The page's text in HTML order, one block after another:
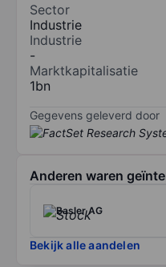
Sector
Industrie
Industrie
-
Marktkapitalisatie
1bn
Gegevens geleverd door
Anderen waren
Basler AG
Bekijk alle aandelen